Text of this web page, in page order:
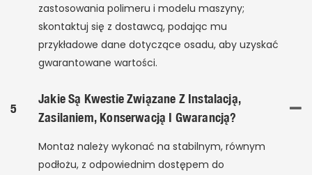
zastosowania polimeru i modelu maszyny;
skontaktuj się z dostawcą, podając mu
przykładowe dane dotyczące osadu, aby uzyskać
gwarantowane wartości.
5
Jakie Są Kwestie Związane Z Instalacją,
Zasilaniem, Konserwacją I Gwarancją?
Montaż należy wykonać na stabilnym, równym
podłożu, z odpowiednim dostępem do